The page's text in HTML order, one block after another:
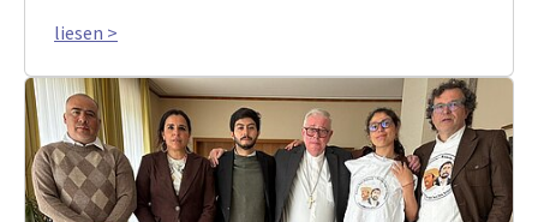
liesen >